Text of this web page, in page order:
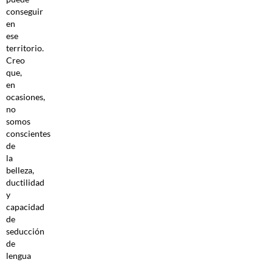
conseguir
en
ese
territorio.
Creo
que,
en
ocasiones,
no
somos
conscientes
de
la
belleza,
ductilidad
y
capacidad
de
seducción
de
lengua